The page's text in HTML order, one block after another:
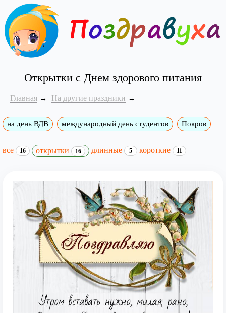
Открытки с Днем здорового питания
Главная На другие праздники
на день ВДВ международный день студентов Покров
все 16 открытки 16 длинные 5 короткие 11